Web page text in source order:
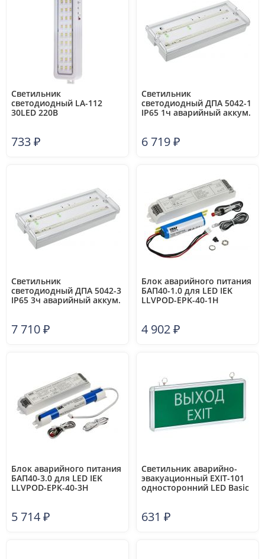
Светильник
светодиодный LA-112
30LED 220В
733₽
Светильник
светодиодный ДПА 5042-1
IP65 1ч аварийный аккум.
6 719₽
Светильник
светодиодный ДПА 5042-3
IP65 3ч аварийный аккум.
7 710₽
Блок аварийного питания
БАП40-1.0 для LED IEK
LLVPOD-EPK-40-1H
4 902₽
Блок аварийного питания
БАП40-3.0 для LED IEK
LLVPOD-EPK-40-3H
5 714₽
Светильник аварийно-
эвакуационный EXIT-101
односторонний LED Basic
631 ₽